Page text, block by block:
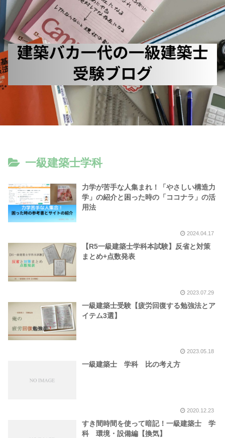
一級建築士学科
力学が苦手な人集まれ！「やさしい構造力
学」の紹介と困った時の「ココナラ」の活
用法
2024.04.17
【R5一級建築士学科本試験】反省と対策
まとめ+点数発表
2023.07.29
一級建築士受験【疲労回復する勉強法とア
イテム3選】
2023.05.18
一級建築士 学科 比の考え方
2020.12.23
すき間時間を使って暗記！一級建築士 学
科 環境・設備編【換気】